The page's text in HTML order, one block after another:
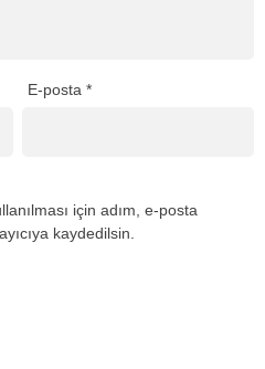
E-posta*
için adım, e-posta
kaydedilsin.